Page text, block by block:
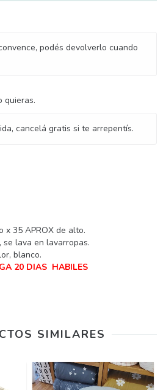
podés devolverlo cuando
quieras.
cancelá gratis si te arrepentís.
x 35 APROX de alto.
lava en lavarropas.
blanco.
20 DIAS HABILES
SIMILARES